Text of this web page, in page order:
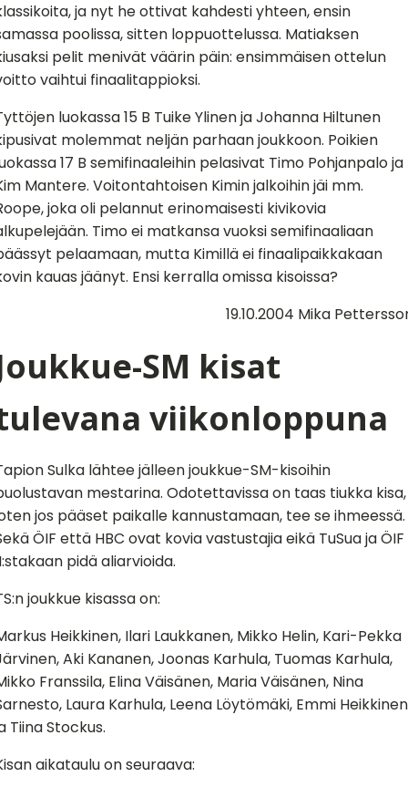
ja nyt he ottivat kahdesti yhteen, ensin
poolissa, sitten loppuottelussa. Matiaksen
pelit menivät väärin päin: ensimmäisen ottelun
vaihtui finaalitappioksi.
luokassa 15 B Tuike Ylinen ja Johanna Hiltunen
molemmat neljän parhaan joukkoon. Poikien
17 B semifinaaleihin pelasivat Timo Pohjanpalo ja
Mantere. Voitontahtoisen Kimin jalkoihin jäi mm.
joka oli pelannut erinomaisesti kivikovia
Timo ei matkansa vuoksi semifinaaliaan
pelaamaan, mutta Kimillä ei finaalipaikkakaan
kauas jäänyt. Ensi kerralla omissa kisoissa?
19.10.2004 Mika
SM kisat
viikonloppuna
Sulka lähtee jälleen joukkue-SM-kisoihin
mestarina. Odotettavissa on taas tiukka kisa,
jos pääset paikalle kannustamaan, tee se ihmeessä.
ÖIF että HBC ovat kovia vastustajia eikä TuSua ja ÖIF
pidä aliarvioida.
joukkue kisassa on:
Heikkinen, Ilari Laukkanen, Mikko Helin, Kari-Pekka
Aki Kananen, Joonas Karhula, Tuomas Karhula,
Franssila, Elina Väisänen, Maria Väisänen, Nina
Laura Karhula, Leena Löytömäki, Emmi Heikkinen
Tiina Stockus.
aikataulu on seuraava: